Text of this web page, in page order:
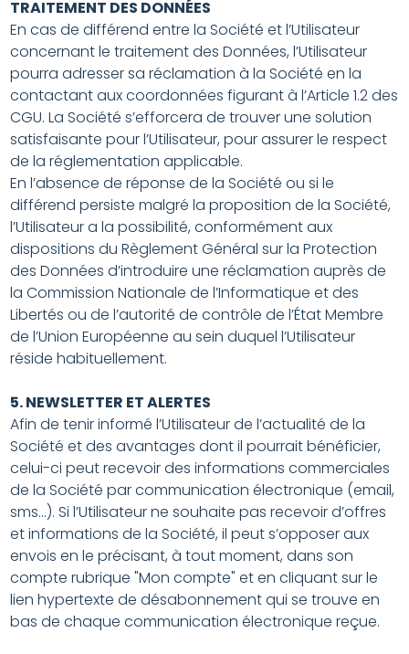
TRAITEMENT DES DONNÉES
En cas de différend entre la Société et l’Utilisateur
concernant le traitement des Données, l’Utilisateur
pourra adresser sa réclamation à la Société en la
contactant aux coordonnées figurant à l’Article 1.2 des
CGU. La Société s’efforcera de trouver une solution
satisfaisante pour l’Utilisateur, pour assurer le respect
de la réglementation applicable.
En l’absence de réponse de la Société ou si le
différend persiste malgré la proposition de la Société,
l’Utilisateur a la possibilité, conformément aux
dispositions du Règlement Général sur la Protection
des Données d’introduire une réclamation auprès de
la Commission Nationale de l’Informatique et des
Libertés ou de l’autorité de contrôle de l’État Membre
de l’Union Européenne au sein duquel l’Utilisateur
réside habituellement.
5. NEWSLETTER ET ALERTES
Afin de tenir informé l’Utilisateur de l’actualité de la
Société et des avantages dont il pourrait bénéficier,
celui-ci peut recevoir des informations commerciales
de la Société par communication électronique (email,
sms…). Si l’Utilisateur ne souhaite pas recevoir d’offres
et informations de la Société, il peut s’opposer aux
envois en le précisant, à tout moment, dans son
compte rubrique "Mon compte" et en cliquant sur le
lien hypertexte de désabonnement qui se trouve en
bas de chaque communication électronique reçue.